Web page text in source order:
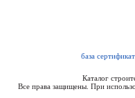
база
Каталог
Все права защищены. При